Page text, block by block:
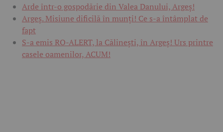
Arde într-o gospodărie din Valea Danului, Argeș!
Argeș. Misiune dificilă în munți! Ce s-a întâmplat de
fapt
S-a emis RO-ALERT, la Călinești, în Argeș! Urs printre
casele oamenilor, ACUM!